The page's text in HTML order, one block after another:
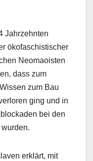
Jahrzehnten
ökofaschistischer
Neomaoisten
dass zum
zum Bau
ging und in
bei den
erklärt, mit